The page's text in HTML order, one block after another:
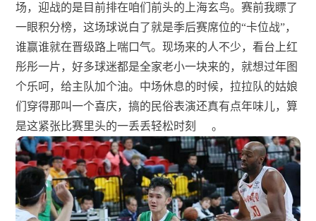
场，迎战的是目前排在咱们前头的上海玄鸟。赛前我瞟了
一眼积分榜，这场球说白了就是季后赛席位的“卡位战”，
谁赢谁就在晋级路上喘口气。现场来的人不少，看台上红
彤彤一片，好多球迷都是全家老小一块来的，就想过年图
个乐呵，给主队加个油。中场休息的时候，拉拉队的姑娘
们穿得那叫一个喜庆，搞的民俗表演还真有点年味儿，算
是这紧张比赛里头的一丢丢轻松时刻
。